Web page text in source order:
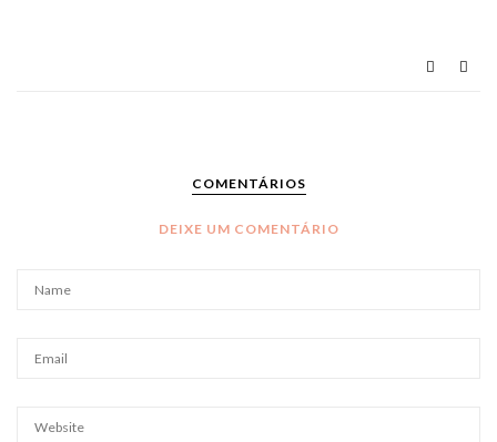
COMENTÁRIOS
DEIXE UM COMENTÁRIO